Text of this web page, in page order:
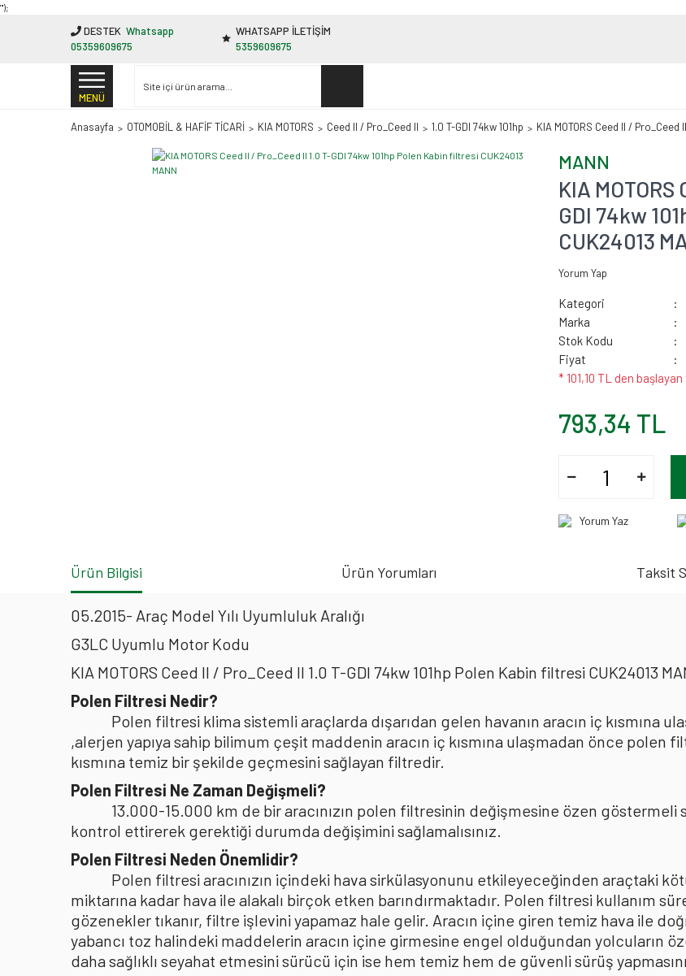
"');
DESTEK Whatsapp
05359609675
WHATSAPP İLETİŞİM
5359609675
MENÜ
Anasayfa OTOMOBİL & HAFİF TİCARİ KIA MOTORS Ceed II / Pro_Ceed II 1.0 T-GDI 74kw 101hp KIA MOTORS Ceed II / Pro_Ceed
MANN
KIA
GDI 74kw
CUK24013
Yorum Yap
Kategori
Marka
Stok Kodu
Fiyat
* 101,10 TL den
793,34 TL
Yorum Yaz
Ürün Bilgisi Ürün Yorumları Taksit
05.2015- Araç Model Yılı Uyumluluk Aralığı
G3LC Uyumlu Motor Kodu
KIA MOTORS Ceed II / Pro_Ceed II 1.0 T-GDI 74kw 101hp Polen Kabin filtresi CUK24013
Polen Filtresi Nedir?
Polen filtresi klima sistemli araçlarda dışarıdan gelen havanın aracın iç kısmına
,alerjen yapıya sahip bilimum çeşit maddenin aracın iç kısmına ulaşmadan önce polen
kısmına temiz bir şekilde geçmesini sağlayan filtredir.
Polen Filtresi Ne Zaman Değişmeli?
13.000-15.000 km de bir aracınızın polen filtresinin değişmesine özen
kontrol ettirerek gerektiği durumda değişimini sağlamalısınız.
Polen Filtresi Neden Önemlidir?
Polen filtresi aracınızın içindeki hava sirkülasyonunu etkileyeceğinden araçtaki
miktarına kadar hava ile alakalı birçok etken barındırmaktadır. Polen filtresi kullanım
gözenekler tıkanır, filtre işlevini yapamaz hale gelir. Aracın içine giren temiz hava ile
yabancı toz halindeki maddelerin aracın içine girmesine engel olduğundan yolcuların
daha sağlıklı seyahat etmesini sürücü için ise hem temiz hem de güvenli sürüş